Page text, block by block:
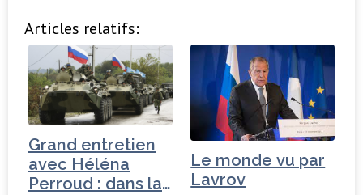
Articles relatifs:
Grand entretien
avec Héléna
Perroud : dans la
Le monde vu par
Lavrov